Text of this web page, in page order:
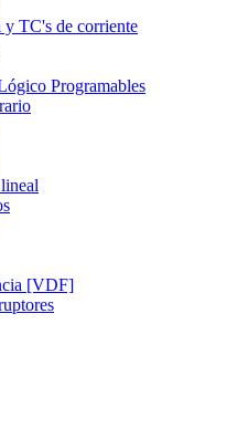
y TC's de corriente
Programables
[VDF]